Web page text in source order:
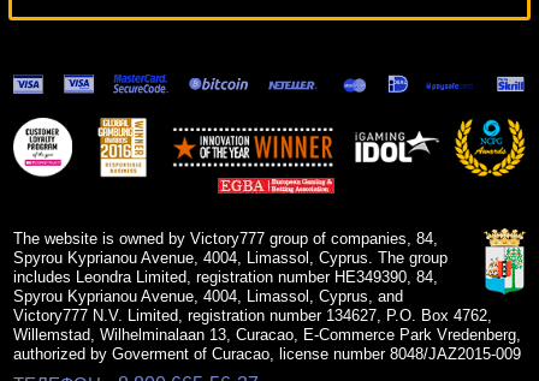
Thrill Seekers
15092 ₽
number***
Double Exposure Blackjack Pro Series
The website is owned by Victory777 group of companies, 84,
Spyrou Kyprianou Avenue, 4004, Limassol, Cyprus. The group
includes Leondra Limited, registration number HE349390, 84,
Spyrou Kyprianou Avenue, 4004, Limassol, Cyprus, and
Victory777 N.V. Limited, registration number 134627, P.O. Box 4762,
Willemstad, Wilhelminalaan 13, Curacao, E-Commerce Park Vredenberg,
authorized by Goverment of Curacao, license number 8048/JAZ2015-009